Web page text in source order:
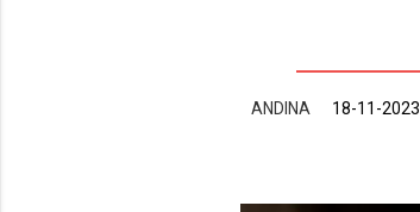
ANDINA 18-11-2023